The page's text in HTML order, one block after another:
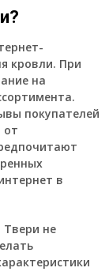
кровли. При
на
покупателей
от
в
Твери не